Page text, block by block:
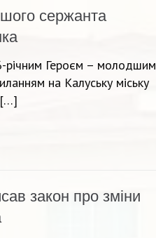
сержанта
річним Героєм – молодшим
на Калуську міську
[…]
закон про зміни